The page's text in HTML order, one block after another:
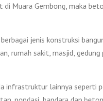
Muara Gembong, maka
jenis konstruksi
rumah sakit, masjid,
infrastruktur lainnya seperti